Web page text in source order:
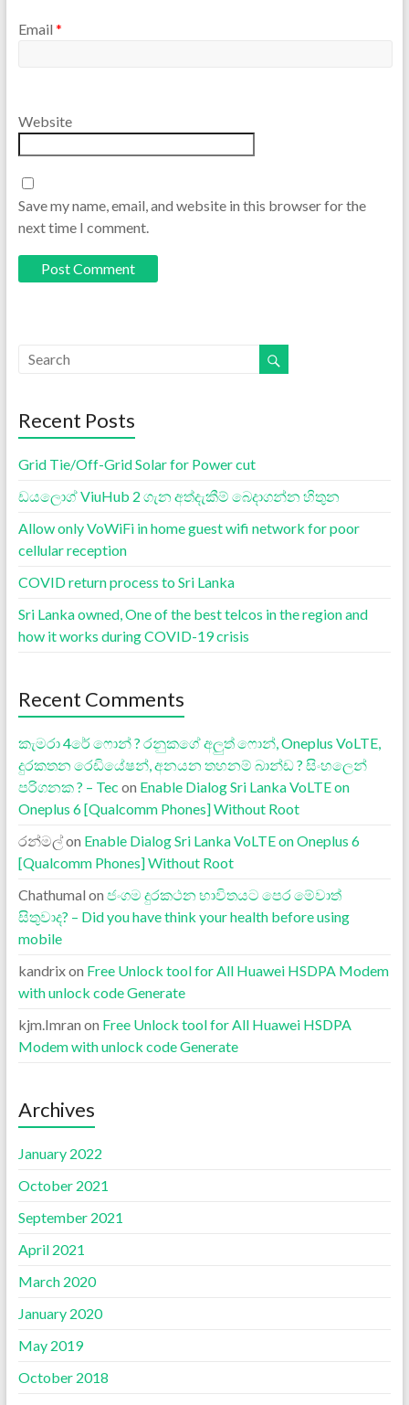
Email *
Website
Save my name, email, and website in this browser for the
next time I comment.
Recent Posts
Grid Tie/Off-Grid Solar for Power cut
ඩයලොග් ViuHub 2 ගැන අත්දැකීම් බෙදාගන්න හිතුන
Allow only VoWiFi in home guest wifi network for poor
cellular reception
COVID return process to Sri Lanka
Sri Lanka owned, One of the best telcos in the region and
how it works during COVID-19 crisis
Recent Comments
කැමරා 4රේ ෆොන් ? රනුකගේ අලුත් ෆොන්, Oneplus VoLTE,
දුරකතන රෙඩියේෂන්, අනයන තහනම් බාන්ඩ ? සිංහලෙන්
පරිගනක ? – Tec on Enable Dialog Sri Lanka VoLTE on
Oneplus 6 [Qualcomm Phones] Without Root
රන්මල්on Enable Dialog Sri Lanka VoLTE on Oneplus 6
[Qualcomm Phones] Without Root
Chathumal on ජංගම දුරකථන භාවිතයට පෙර මේවාත්
සිතුවාද? – Did you have think your health before using
mobile
kandrixon Free Unlock tool for All Huawei HSDPA Modem
with unlock code Generate
kjm.Imran on Free Unlock tool for All Huawei HSDPA
Modem with unlock code Generate
Archives
January 2022
October 2021
September 2021
April 2021
March 2020
January 2020
May 2019
October 2018